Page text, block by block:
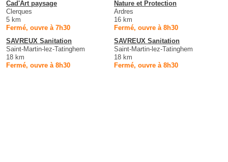
Cad'Art paysage
Clerques
5 km
Fermé, ouvre à 7h30
Nature et Protection
Ardres
16 km
Fermé, ouvre à 8h30
SAVREUX Sanitation
Saint-Martin-lez-Tatinghem
18 km
Fermé, ouvre à 8h30
SAVREUX Sanitation
Saint-Martin-lez-Tatinghem
18 km
Fermé, ouvre à 8h30